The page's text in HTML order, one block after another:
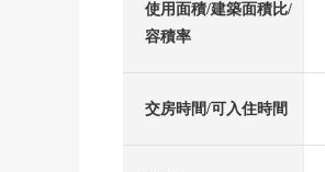
使用面積/建築面積比/
容積率
交房時間/可入住時間